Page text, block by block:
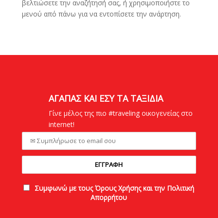
βελτιώσετε την αναζήτησή σας, ή χρησιμοποιήστε το
μενού από πάνω για να εντοπίσετε την ανάρτηση.
ΑΓΑΠΑΣ ΚΑΙ ΕΣΥ ΤΑ ΤΑΞΙΔΙΑ
Γίνε μέλος της πιο #traveling οικογενείας στο
internet!
Συμφωνώ με τους Όρους Χρήσης και την Πολιτική
Απορρήτου